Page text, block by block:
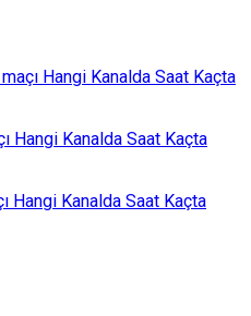
Hangi Kanalda Saat Kaçta
Hangi Kanalda Saat Kaçta
Hangi Kanalda Saat Kaçta